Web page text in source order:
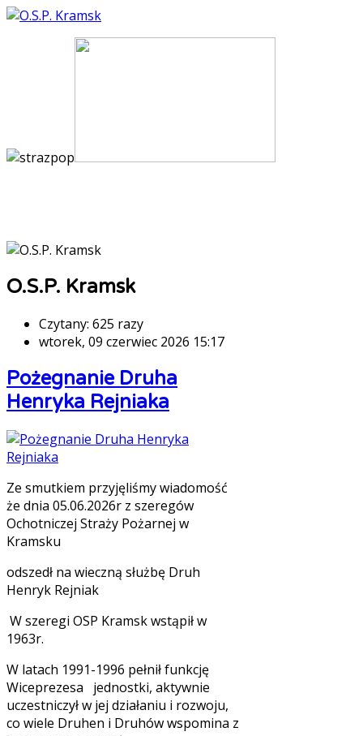
O.S.P. Kramsk
Czytany: 625 razy
wtorek, 09 czerwiec 2026 15:17
Pożegnanie Druha
Henryka Rejniaka
Ze smutkiem przyjęliśmy wiadomość
że dnia 05.06.2026r z szeregów
Ochotniczej Straży Pożarnej w
Kramsku
odszedł na wieczną służbę Druh
Henryk Rejniak
W szeregi OSP Kramsk wstąpił w
1963r.
W latach 1991-1996 pełnił funkcję
Wiceprezesa jednostki, aktywnie
uczestniczył w jej działaniu i rozwoju,
co wiele Druhen i Druhów wspomina z